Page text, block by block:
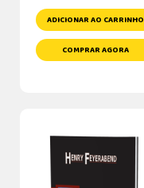
ADICIONAR AO CARRINHO
COMPRAR AGORA